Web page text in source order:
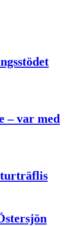
– var med